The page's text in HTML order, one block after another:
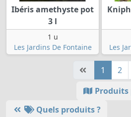
Ibéris amethyste pot
3 l
1 u
Les Jardins De Fontaine
Les
1
2
Quels produits ?